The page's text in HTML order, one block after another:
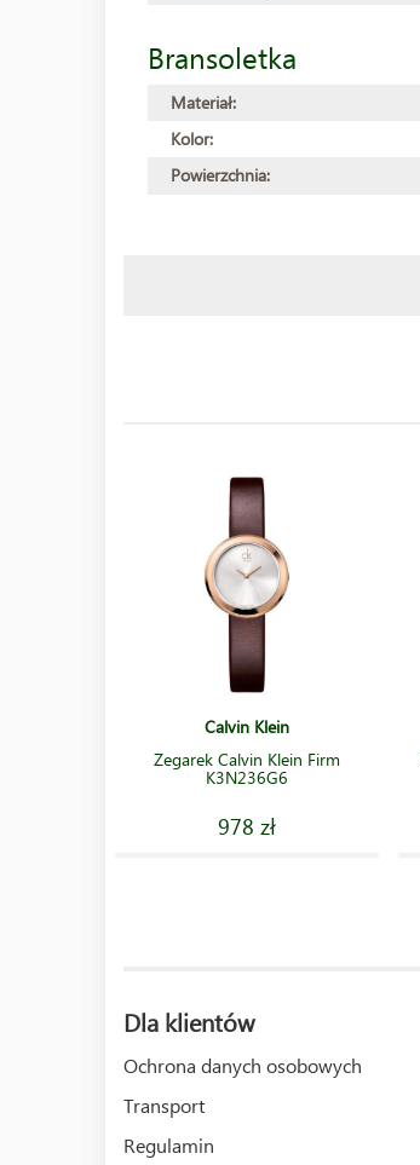
Bransoletka
Materiał:
Kolor:
Powierzchnia:
Calvin Klein
Zegarek Calvin Klein Firm
K3N236G6
978 zł
Dla klientów
Ochrona danych osobowych
Transport
Regulamin